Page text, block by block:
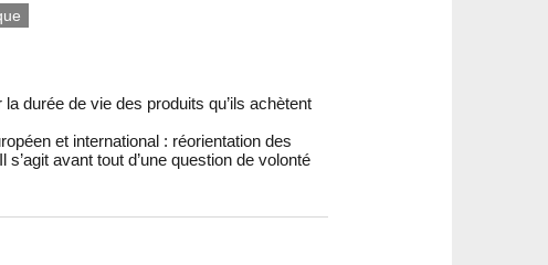
durée de vie des produits qu’ils achètent
et international : réorientation des
avant tout d’une question de volonté